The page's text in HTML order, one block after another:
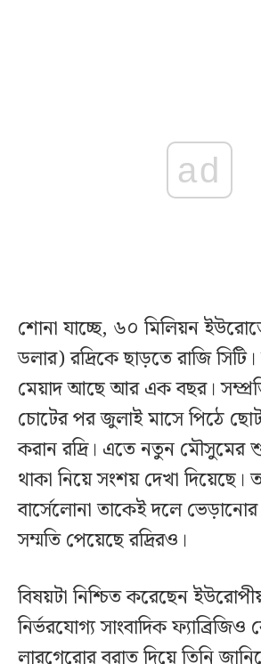
ad
শোনা যাচ্ছে, ৬০ মিলিয়ন
ডলার) রদ্রিকে ছাড়তে রাজি
মেয়াদ আছে আর এক বছর।
চোটের পর জুলাই মাসে পিঠে
করান রদ্রি। এতে নতুন মৌসুমের
থাকা নিয়ে সংশয় দেখা
বার্সেলোনা তাকেই দলে ভেড়ানোর
সম্মতি পেয়েছে রদ্রিরও।
বিষয়টা নিশ্চিত করেছেন
নির্ভরযোগ্য সাংবাদিক